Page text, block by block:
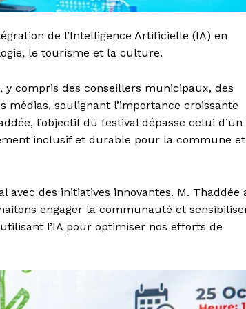
de l’Intelligence Artificielle (IA) en
le tourisme et la culture.
compris des conseillers municipaux, des
médias, soulignant l’importance croissante
l’objectif du festival dépasse celui d’un
inclusif et durable pour la commune et
des initiatives innovantes. M. Thaddée
engager la communauté et
l’IA pour optimiser nos efforts de